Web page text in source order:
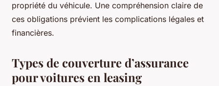
propriété du véhicule. Une compréhension claire de
ces obligations prévient les complications légales et
financières.
Types de couverture d’assurance
pour voitures en leasing